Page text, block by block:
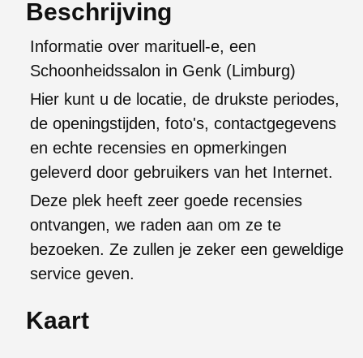
Beschrijving
Informatie over marituell-e, een
Schoonheidssalon in Genk (Limburg)
Hier kunt u de locatie, de drukste periodes,
de openingstijden, foto's, contactgegevens
en echte recensies en opmerkingen
geleverd door gebruikers van het Internet.
Deze plek heeft zeer goede recensies
ontvangen, we raden aan om ze te
bezoeken. Ze zullen je zeker een geweldige
service geven.
Kaart